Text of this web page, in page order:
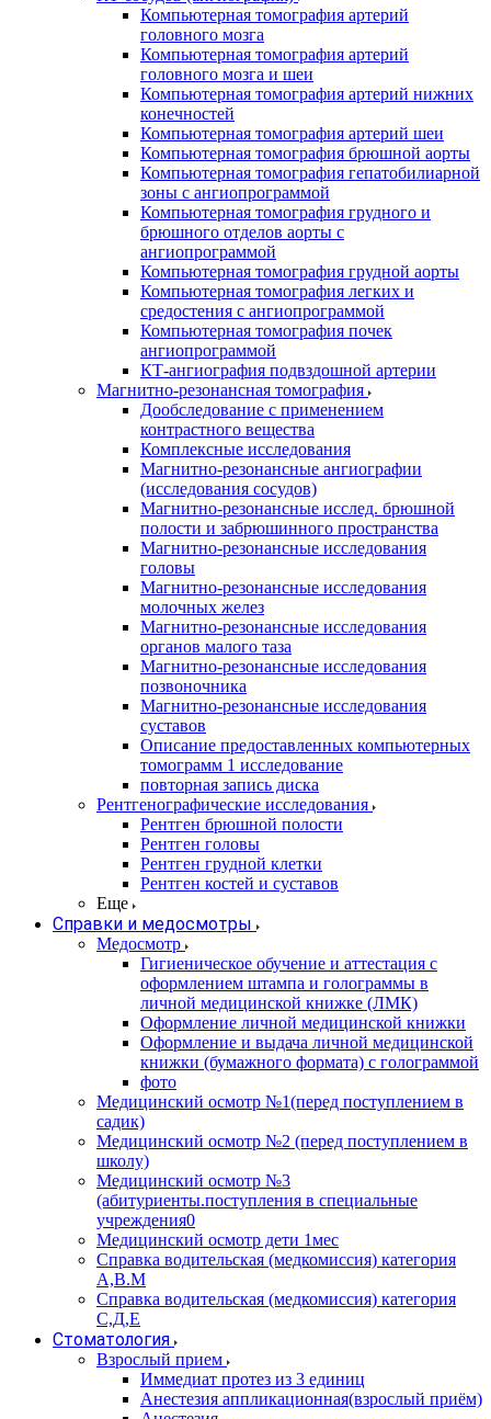
Компьютерная томография артерий
головного мозга
Компьютерная томография артерий
головного мозга и шеи
Компьютерная томография артерий нижних
конечностей
Компьютерная томография артерий шеи
Компьютерная томография брюшной аорты
Компьютерная томография гепатобилиарной
зоны с ангиопрограммой
Компьютерная томография грудного и
брюшного отделов аорты с
ангиопрограммой
Компьютерная томография грудной аорты
Компьютерная томография легких и
средостения с ангиопрограммой
Компьютерная томография почек
ангиопрограммой
КТ-ангиография подвздошной артерии
Магнитно-резонансная томография
Дообследование с применением
контрастного вещества
Комплексные исследования
Магнитно-резонансные ангиографии
(исследования сосудов)
Магнитно-резонансные исслед. брюшной
полости и забрюшинного пространства
Магнитно-резонансные исследования
головы
Магнитно-резонансные исследования
молочных желез
Магнитно-резонансные исследования
органов малого таза
Магнитно-резонансные исследования
позвоночника
Магнитно-резонансные исследования
суставов
Описание предоставленных компьютерных
томограмм 1 исследование
повторная запись диска
Рентгенографические исследования
Рентген брюшной полости
Рентген головы
Рентген грудной клетки
Рентген костей и суставов
Еще
Справки и медосмотры
Медосмотр
Гигиеническое обучение и аттестация с
оформлением штампа и голограммы в
личной медицинской книжке (ЛМК)
Оформление личной медицинской книжки
Оформление и выдача личной медицинской
книжки (бумажного формата) с голограммой
фото
Медицинский осмотр №1(перед поступлением в
садик)
Медицинский осмотр №2 (перед поступлением в
школу)
Медицинский осмотр №3
(абитуриенты.поступления в специальные
учреждения0
Медицинский осмотр дети 1мес
Справка водительская (медкомиссия) категория
А,В.М
Справка водительская (медкомиссия) категория
С,Д,Е
Стоматология
Взрослый прием
Иммедиат протез из 3 единиц
Анестезия аппликационная(взрослый приём)